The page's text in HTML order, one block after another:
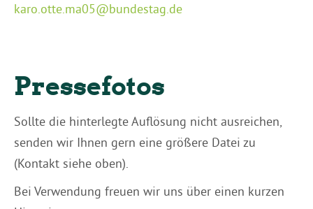
karo.otte.ma05@bundestag.de
Pressefotos
Sollte die hinterlegte Auflösung nicht ausreichen,
senden wir Ihnen gern eine größere Datei zu
(Kontakt siehe oben).
Bei Verwendung freuen wir uns über einen kurzen